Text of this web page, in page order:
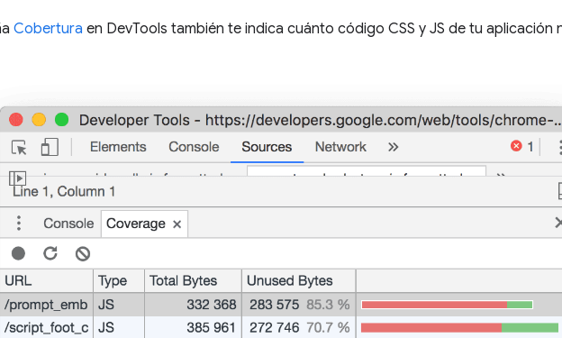
Cobertura en DevTools también te indica cuánto código CSS y JS de tu aplicación